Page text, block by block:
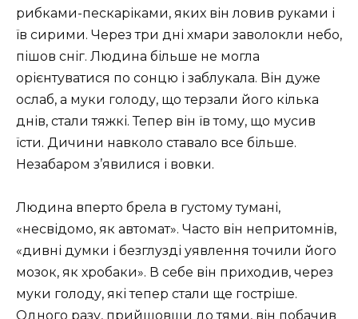
рибками-пескаріками, яких він ловив руками і
їв сирими. Через три дні хмари заволокли небо,
пішов сніг. Людина більше не могла
орієнтуватися по сонцю і заблукала. Він дуже
ослаб, а муки голоду, що терзали його кілька
днів, стали тяжкі. Тепер він їв тому, що мусив
їсти. Дичини навколо ставало все більше.
Незабаром з’явилися і вовки.
Людина вперто брела в густому тумані,
«несвідомо, як автомат». Часто він непритомнів,
«дивні думки і безглузді уявлення точили його
мозок, як хробаки». В себе він приходив, через
муки голоду, які тепер стали ще гостріше.
Одного разу, прийшовши до тями, він побачив